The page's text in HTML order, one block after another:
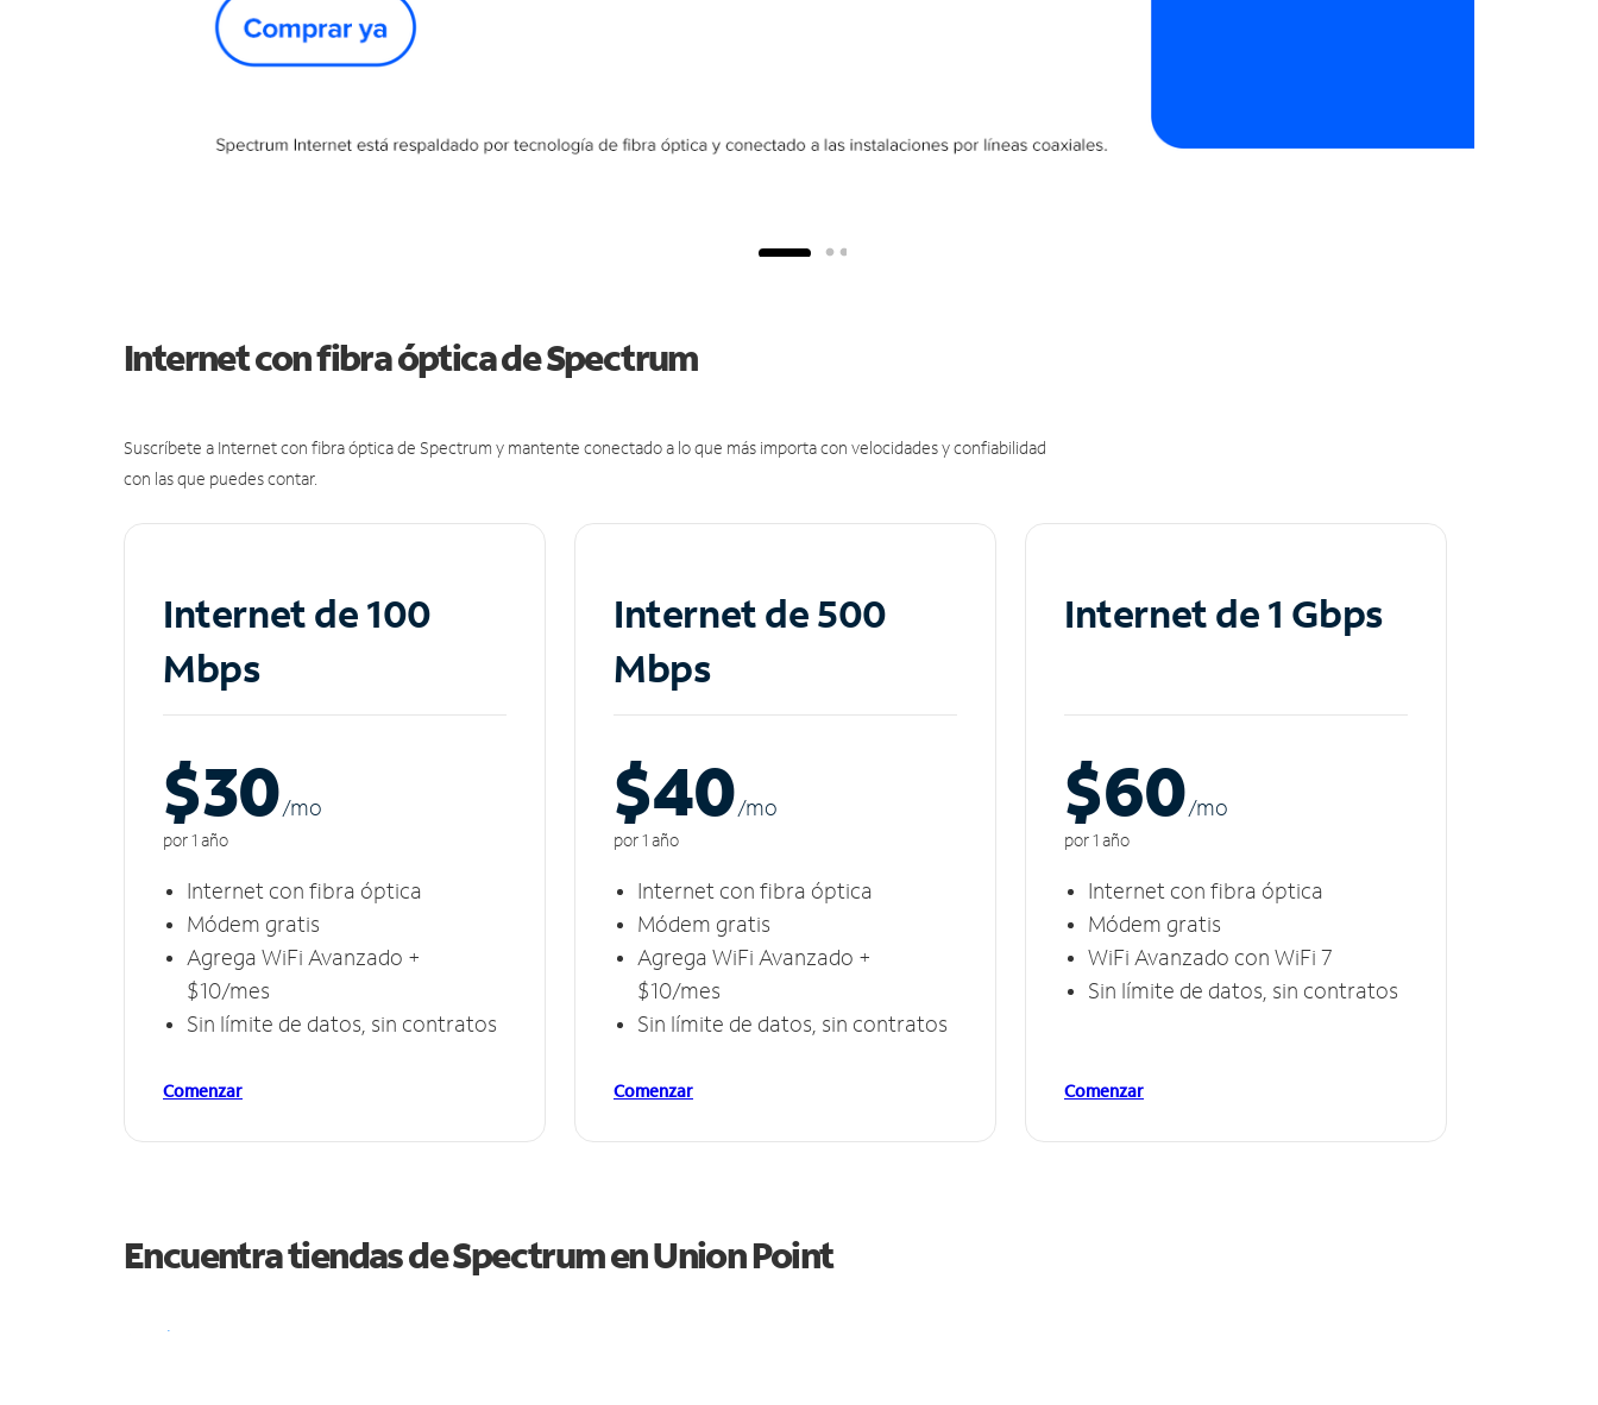
Internet con fibra óptica de Spectrum
Suscríbete a Internet con fibra óptica de Spectrum y mantente conectado a lo que más importa con velocidades y confiabilidad
con las que puedes contar.
Internet de 100
Mbps
$30/mo
por 1 año
Internet con fibra óptica
Módem gratis
Agrega WiFi Avanzado +
$10/mes
Sin límite de datos, sin contratos
Comenzar
Internet de 500
Mbps
$40/mo
por 1 año
Internet con fibra óptica
Módem gratis
Agrega WiFi Avanzado +
$10/mes
Sin límite de datos, sin contratos
Comenzar
Internet de 1 Gbps
$60/mo
por 1 año
Internet con fibra óptica
Módem gratis
WiFi Avanzado con WiFi 7
Sin límite de datos, sin contratos
Comenzar
Encuentra tiendas de Spectrum enUnion Point